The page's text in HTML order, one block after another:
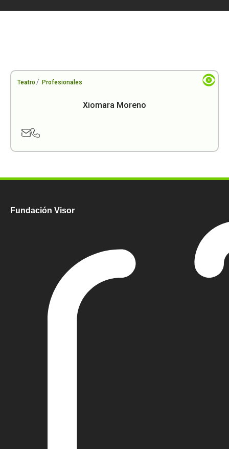
Teatro / Profesionales
Xiomara Moreno
Fundación Visor